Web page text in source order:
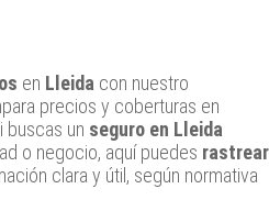
en Lleida con nuestro
precios y coberturas en
buscas un seguro en Lleida
o negocio, aquí puedes rastrear
clara y útil, según normativa